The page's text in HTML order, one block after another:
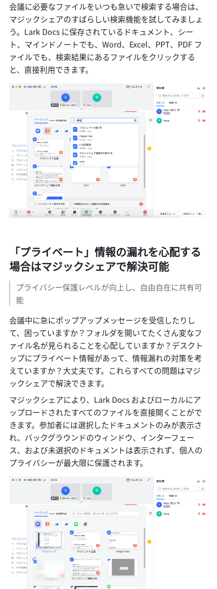
会議に必要なファイルをいつも急いで検索する場合は、
マジックシェアのすばらしい検索機能を試してみましょ
う。Lark Docs に保存されているドキュメント、シー
ト、マインドノートでも、Word、Excel、PPT、PDF フ
ァイルでも、検索結果にあるファイルをクリックする
と、直接利用できます。
「プライベート」情報の漏れを心配する
場合はマジックシェアで解決可能
プライバシー保護レベルが向上し、自由自在に共有可
能
会議中に急にポップアップメッセージを受信したりし
て、困っていますか？フォルダを開いてたくさん変なフ
ァイル名が見られることを心配していますか？デスクト
ップにプライベート情報があって、情報漏れの対策を考
えていますか？大丈夫です。これらすべての問題はマジ
ックシェアで解決できます。
マジックシェアにより、Lark Docs およびローカルにア
ップロードされたすべてのファイルを直接開くことがで
きます。参加者には選択したドキュメントのみが表示さ
れ、バックグラウンドのウィンドウ、インターフェー
ス、および未選択のドキュメントは表示されず、個人の
プライバシーが最大限に保護されます。